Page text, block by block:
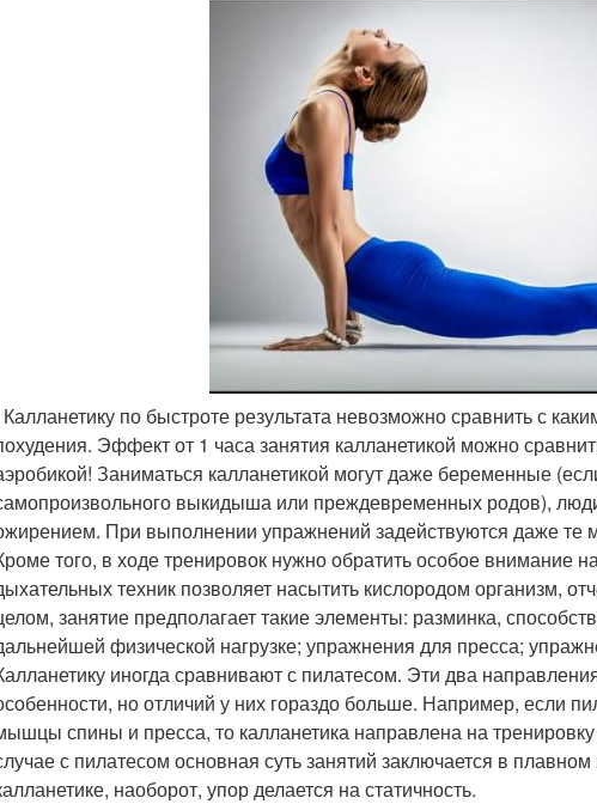
Калланетику по быстроте результата невозможно сравнить с
Эффект от 1 часа занятия калланетикой можно
Заниматься калланетикой могут даже беременные
выкидыша или преждевременных родов),
При выполнении упражнений задействуются даже
того, в ходе тренировок нужно обратить особое внимание
техник позволяет насытить кислородом организм,
занятие предполагает такие элементы: разминка,
физической нагрузке; упражнения для пресса;
иногда сравнивают с пилатесом. Эти два
но отличий у них гораздо больше. Например, если
спины и пресса, то калланетика направлена на
с пилатесом основная суть занятий заключается в
наоборот, упор делается на статичность.